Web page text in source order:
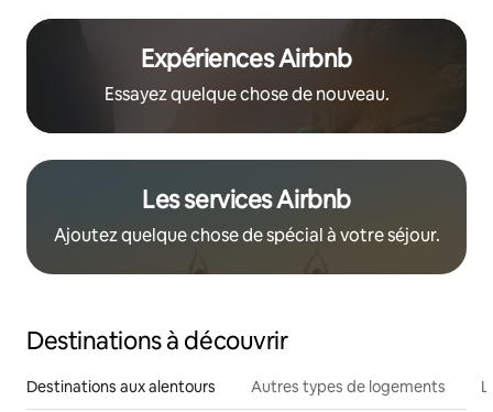
Expériences Airbnb
Essayez quelque chose de nouveau.
Les services Airbnb
Ajoutez quelque chose de spécial à votre séjour.
Destinations à découvrir
Destinations aux alentours Autres types de logements